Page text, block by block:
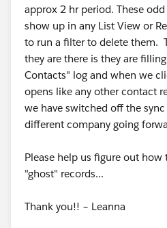
approx 2 hr period. These
show up in any List View or
to run a filter to delete them.
they are there is they are
Contacts" log and when we
opens like any other contact
we have switched off the
different company going
Please help us figure out how
"ghost" records...
Thank you!! ~ Leanna